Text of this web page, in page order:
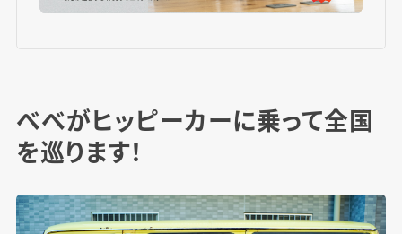
べべがヒッピーカーに乗って全国
を巡ります！